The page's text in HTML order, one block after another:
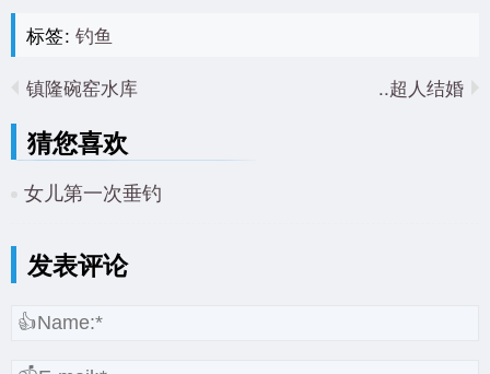
标签: 钓鱼
镇隆碗窑水库
超人结婚..
猜您喜欢
女儿第一次垂钓
发表评论